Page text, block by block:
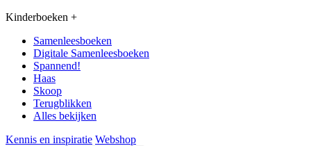
Kinderboeken +
Samenleesboeken
Digitale Samenleesboeken
Spannend!
Haas
Skoop
Terugblikken
Alles bekijken
Kennis en inspiratie Webshop